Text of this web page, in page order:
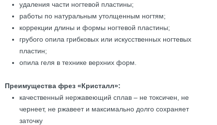
удаления части ногтевой пластины;
работы по натуральным утолщенным ногтям;
коррекции длины и формы ногтевой пластины;
грубого опила грибковых или искусственных ногтевых
пластин;
опила геля в технике верхних форм.
Преимущества фрез «Кристалл»:
качественный нержавеющий сплав – не токсичен, не
чернеет, не ржавеет и максимально долго сохраняет
заточку